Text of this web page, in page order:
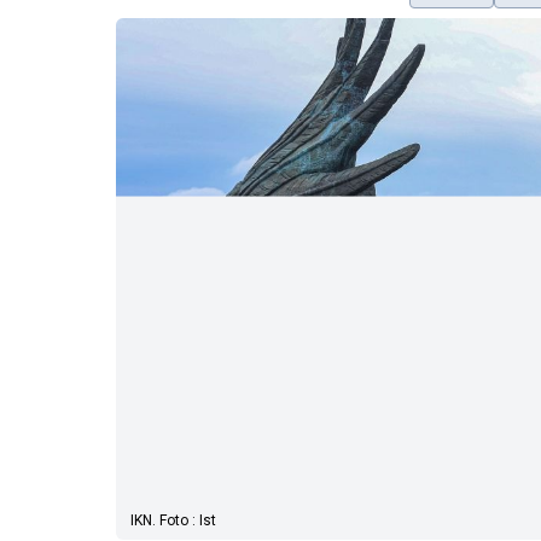
IKN. Foto : Ist